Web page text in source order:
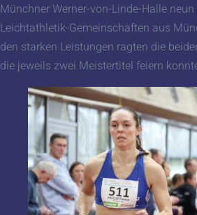
Münchner Werner-von-Linde-Halle
Leichtathletik-Gemeinschaften aus
den starken Leistungen ragten die
die jeweils zwei Meistertitel feiern